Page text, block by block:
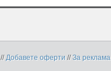
//Добавете оферти //За реклама